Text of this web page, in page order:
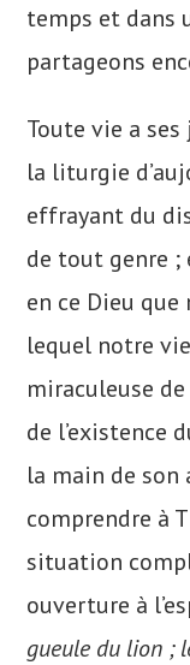
temps et dans
partageons
Toute vie a
la liturgie
effrayant du
de tout genre ;
en ce Dieu
lequel notre
miraculeuse
de l’existence
la main de son
comprendre à
situation
ouverture à
gueule du lion ;